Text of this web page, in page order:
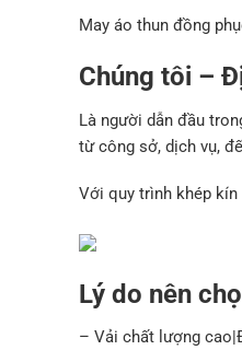
May áo thun đồng
Chúng tôi –
Là người dẫn đầu
từ công sở, dịch vụ,
Với quy trình khép
Lý do nên
– Vải chất lượng